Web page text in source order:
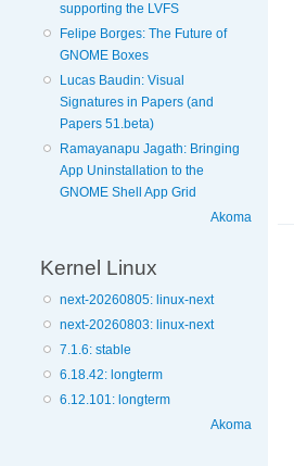
supporting the LVFS
Felipe Borges: The Future of
GNOME Boxes
Lucas Baudin: Visual
Signatures in Papers (and
Papers 51.beta)
Ramayanapu Jagath: Bringing
App Uninstallation to the
GNOME Shell App Grid
Akoma
Kernel Linux
next-20260805: linux-next
next-20260803: linux-next
7.1.6: stable
6.18.42: longterm
6.12.101: longterm
Akoma